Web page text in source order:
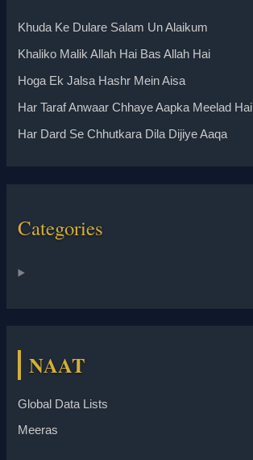
Khuda Ke Dulare Salam Un Alaikum
Khaliko Malik Allah Hai Bas Allah Hai
Hoga Ek Jalsa Hashr Mein Aisa
Har Taraf Anwaar Chhaye Aapka Meelad Hai
Har Dard Se Chhutkara Dila Dijiye Aaqa
Categories
NAAT
Global Data Lists
Meeras